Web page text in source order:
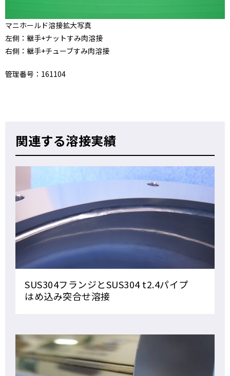
マニホールド溶接拡大写真
左側：継手+ナットすみ肉溶接
右側：継手+チューブすみ肉溶接
管理番号：161104
関連する溶接実績
SUS304フランジとSUS304 t2.4パイプ
はめ込み突合せ溶接